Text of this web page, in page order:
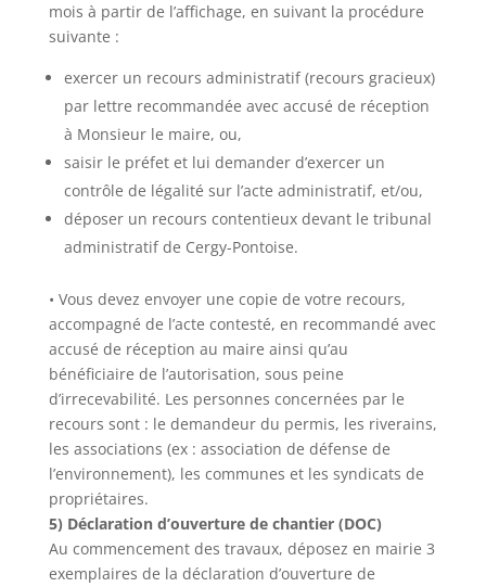
mois à partir de l’affichage, en suivant la procédure
suivante :
exercer un recours administratif (recours gracieux)
par lettre recommandée avec accusé de réception
à Monsieur le maire, ou,
saisir le préfet et lui demander d’exercer un
contrôle de légalité sur l’acte administratif, et/ou,
déposer un recours contentieux devant le tribunal
administratif de Cergy-Pontoise.
• Vous devez envoyer une copie de votre recours,
accompagné de l’acte contesté, en recommandé avec
accusé de réception au maire ainsi qu’au
bénéficiaire de l’autorisation, sous peine
d’irrecevabilité. Les personnes concernées par le
recours sont : le demandeur du permis, les riverains,
les associations (ex : association de défense de
l’environnement), les communes et les syndicats de
propriétaires.
5) Déclaration d’ouverture de chantier (DOC)
Au commencement des travaux, déposez en mairie 3
exemplaires de la déclaration d’ouverture de